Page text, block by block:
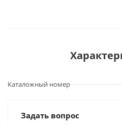
Каталожный номер
Задать вопрос